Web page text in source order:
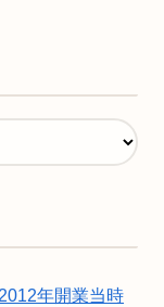
年開業当時